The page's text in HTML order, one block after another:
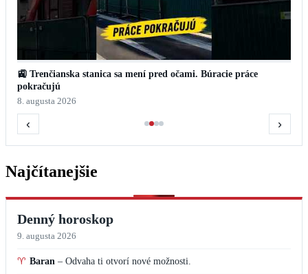
🚉 Trenčianska stanica sa mení pred očami. Búracie práce
pokračujú
8. augusta 2026
‹ ›
Najčítanejšie
Denný horoskop
9. augusta 2026
♈ Baran – Odvaha ti otvorí nové možnosti.